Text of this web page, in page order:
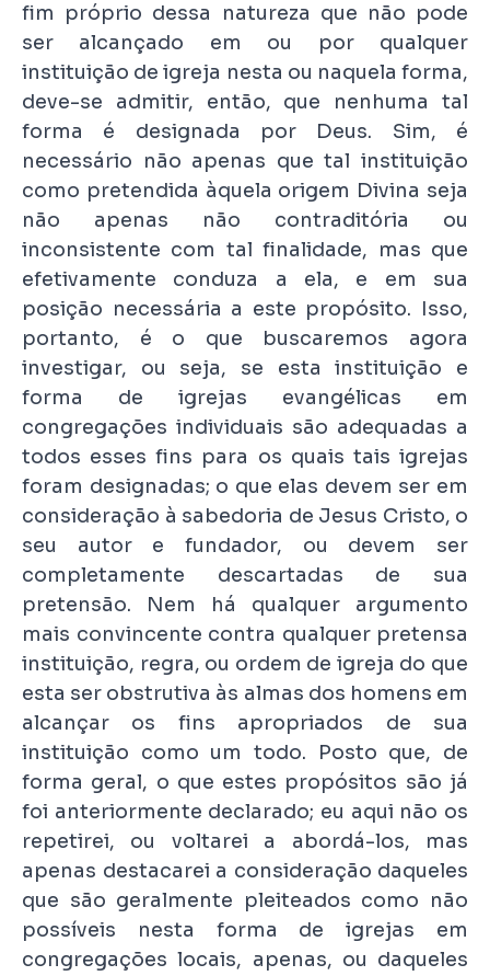
fim próprio dessa natureza que não pode
ser alcançado em ou por qualquer
instituição de igreja nesta ou naquela forma,
deve-se admitir, então, que nenhuma tal
forma é designada por Deus. Sim, é
necessário não apenas que tal instituição
como pretendida àquela origem Divina seja
não apenas não contraditória ou
inconsistente com tal finalidade, mas que
efetivamente conduza a ela, e em sua
posição necessária a este propósito. Isso,
portanto, é o que buscaremos agora
investigar, ou seja, se esta instituição e
forma de igrejas evangélicas em
congregações individuais são adequadas a
todos esses fins para os quais tais igrejas
foram designadas; o que elas devem ser em
consideração à sabedoria de Jesus Cristo, o
seu autor e fundador, ou devem ser
completamente descartadas de sua
pretensão. Nem há qualquer argumento
mais convincente contra qualquer pretensa
instituição, regra, ou ordem de igreja do que
esta ser obstrutiva às almas dos homens em
alcançar os fins apropriados de sua
instituição como um todo. Posto que, de
forma geral, o que estes propósitos são já
foi anteriormente declarado; eu aqui não os
repetirei, ou voltarei a abordá-los, mas
apenas destacarei a consideração daqueles
que são geralmente pleiteados como não
possíveis nesta forma de igrejas em
congregações locais, apenas, ou daqueles